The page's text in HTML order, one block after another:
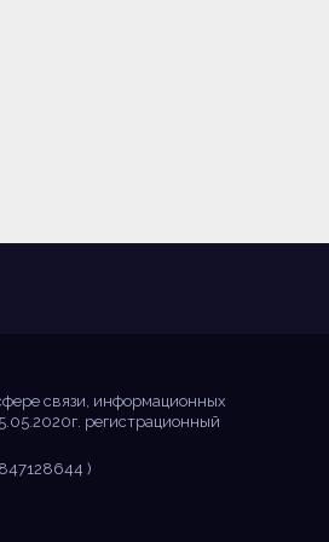
связи, информационных
регистрационный
)